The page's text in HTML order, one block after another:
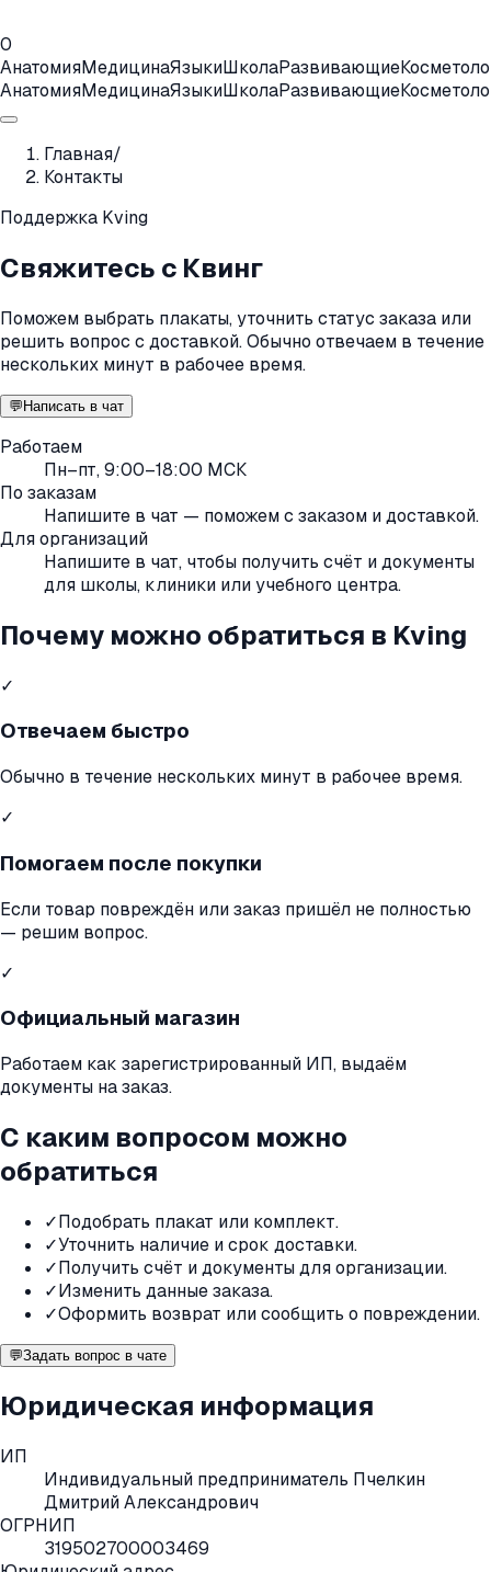
0
АнатомияМедицинаЯзыкиШколаРазвивающие
АнатомияМедицинаЯзыкиШколаРазвивающие
Главная/
Контакты
Поддержка Kving
Свяжитесь с Квинг
Поможем выбрать плакаты, уточнить статус заказа или
решить вопрос с доставкой. Обычно отвечаем в течение
нескольких минут в рабочее время.
💬 Написать в чат
Работаем
Пн–пт, 9:00–18:00 МСК
По заказам
Напишите в чат — поможем с заказом и доставкой.
Для организаций
Напишите в чат, чтобы получить счёт и документы
для школы, клиники или учебного центра.
Почему можно обратиться в Kving
✓
Отвечаем быстро
Обычно в течение нескольких минут в рабочее время.
✓
Помогаем после покупки
Если товар повреждён или заказ пришёл не полностью
— решим вопрос.
✓
Официальный магазин
Работаем как зарегистрированный ИП, выдаём
документы на заказ.
С каким вопросом можно
обратиться
✓Подобрать плакат или комплект.
✓Уточнить наличие и срок доставки.
✓Получить счёт и документы для организации.
✓Изменить данные заказа.
✓Оформить возврат или сообщить о повреждении.
💬Задать вопрос в чате
Юридическая информация
ИП
Индивидуальный предприниматель Пчелкин
Дмитрий Александрович
ОГРНИП
319502700003469